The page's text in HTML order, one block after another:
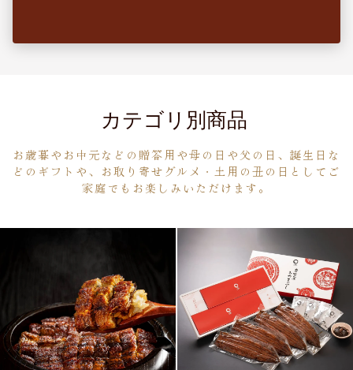
カテゴリ別商品
お歳暮やお中元などの贈答用や母の日や父の日、誕生日な
どのギフトや、お取り寄せグルメ・土用の丑の日としてご
家庭でもお楽しみいただけます。